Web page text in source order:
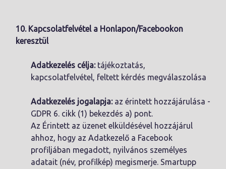
10. Kapcsolatfelvétel a Honlapon/Facebookon
keresztül
Adatkezelés célja: tájékoztatás,
kapcsolatfelvétel, feltett kérdés megválaszolása
Adatkezelés jogalapja: az érintett hozzájárulása -
GDPR 6. cikk (1) bekezdés a) pont.
Az Érintett az üzenet elküldésével hozzájárul
ahhoz, hogy az Adatkezelő a Facebook
profiljában megadott, nyilvános személyes
adatait (név, profilkép) megismerje. Smartupp